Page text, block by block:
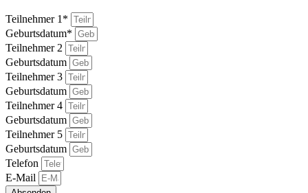
Teilnehmer 1*
Geburtsdatum*
Teilnehmer 2
Geburtsdatum
Teilnehmer 3
Geburtsdatum
Teilnehmer 4
Geburtsdatum
Teilnehmer 5
Geburtsdatum
Telefon
E-Mail